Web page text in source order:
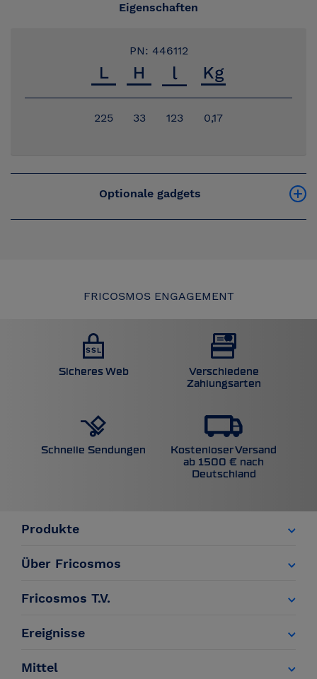
Eigenschaften
PN: 446112
225 33 123 0,17
Optionale gadgets
FRICOSMOS ENGAGEMENT
Sicheres Web
Verschiedene
Zahlungsarten
Schnelle Sendungen
Kostenloser Versand
ab 1500 € nach
Deutschland
Produkte
Über Fricosmos
Fricosmos T.V.
Ereignisse
Mittel